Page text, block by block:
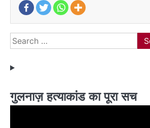
Search
for:
गुलनाज़ हत्याकांड का पूरा सच